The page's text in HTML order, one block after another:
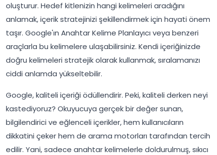
oluşturur. Hedef kitlenizin hangi kelimeleri aradığını
anlamak, içerik stratejinizi şekillendirmek için hayati önem
taşır. Google'ın Anahtar Kelime Planlayıcı veya benzeri
araçlarla bu kelimelere ulaşabilirsiniz. Kendi içeriğinizde
doğru kelimeleri stratejik olarak kullanmak, sıralamanızı
ciddi anlamda yükseltebilir.
Google, kaliteli içeriği ödüllendirir. Peki, kaliteli derken neyi
kastediyoruz? Okuyucuya gerçek bir değer sunan,
bilgilendirici ve eğlenceli içerikler, hem kullanıcıların
dikkatini çeker hem de arama motorları tarafından tercih
edilir. Yani, sadece anahtar kelimelerle doldurulmuş, sıkıcı